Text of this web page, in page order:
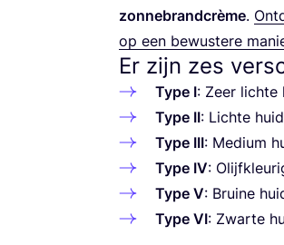
zon­ne­brand­crè­me.
op een bewus­te­re
Er zijn zes
Type I: Zeer
Type II: Lich­te
Type III: Medi­um
Type IV:
Type V: Brui­ne
Type VI: Zwar­te